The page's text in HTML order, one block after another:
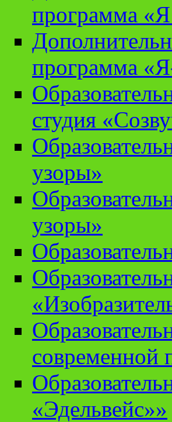
программа «Я
программа
студия
узоры»
узоры»
современной
«Эдельвейс»»